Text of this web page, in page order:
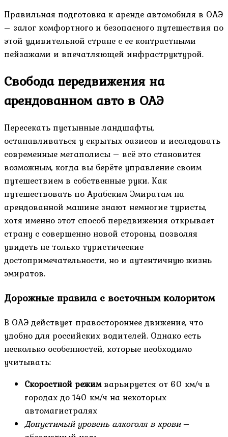
Правильная подготовка к аренде автомобиля в ОАЭ
– залог комфортного и безопасного путешествия по
этой удивительной стране с ее контрастными
пейзажами и впечатляющей инфраструктурой.
Свобода передвижения на
арендованном авто в ОАЭ
Пересекать пустынные ландшафты,
останавливаться у скрытых оазисов и исследовать
современные мегаполисы – всё это становится
возможным, когда вы берёте управление своим
путешествием в собственные руки. Как
путешествовать по Арабским Эмиратам на
арендованной машине знают немногие туристы,
хотя именно этот способ передвижения открывает
страну с совершенно новой стороны, позволяя
увидеть не только туристические
достопримечательности, но и аутентичную жизнь
эмиратов.
Дорожные правила с восточным колоритом
В ОАЭ действует правостороннее движение, что
удобно для российских водителей. Однако есть
несколько особенностей, которые необходимо
учитывать:
Скоростной режимварьируется от 60 км/ч в
городах до 140 км/ч на некоторых
автомагистралях
Допустимый уровень алкоголя в крови–